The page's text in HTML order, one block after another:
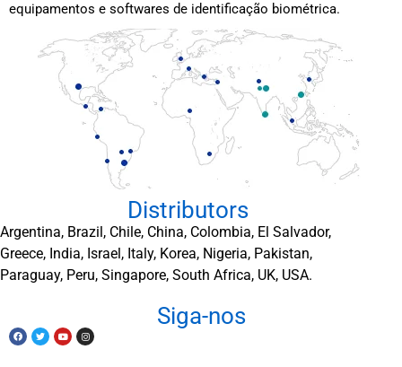
equipamentos e softwares de identificação biométrica.
Distributors
Argentina, Brazil, Chile, China, Colombia, El Salvador,
Greece, India, Israel, Italy, Korea, Nigeria, Pakistan,
Paraguay, Peru, Singapore, South Africa, UK, USA.
Siga-nos